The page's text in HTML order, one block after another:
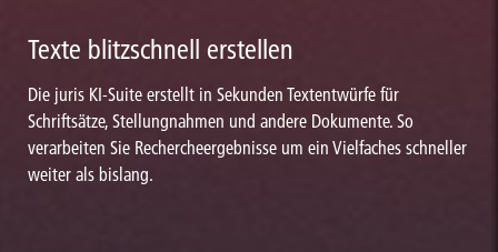
Texte blitzschnell erstellen
Die juris KI-Suite erstellt in Sekunden Textentwürfe für
Schriftsätze, Stellungnahmen und andere Dokumente. So
verarbeiten Sie Rechercheergebnisse um ein Vielfaches schneller
weiter als bislang.